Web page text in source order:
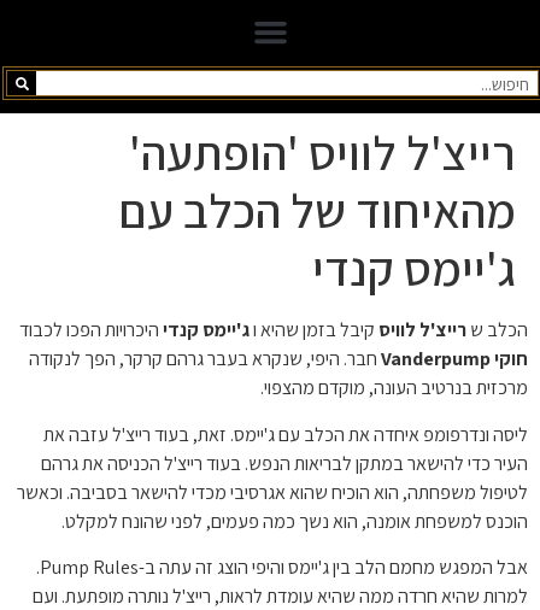
רייצ'ל לוויס 'הופתעה'
מהאיחוד של הכלב עם
ג'יימס קנדי
הכלב שרייצ'ל לוויס קיבל בזמן שהיא וג'יימס קנדיהיכרויות הפכו לכבוד
חוקי Vanderpump
חבר. היפי, שנקרא בעבר גרהם קרקר, הפך לנקודה
מרכזית בנרטיב העונה, מוקדם מהצפוי.
ליסה ונדרפומפ איחדה את הכלב עם ג'יימס. זאת, בעוד רייצ'ל עזבה את
העיר כדי להישאר במתקן לבריאות הנפש. בעוד רייצ'ל הכניסה את גרהם
לטיפול משפחתה, הוא הוכיח שהוא אגרסיבי מכדי להישאר בסביבה. וכאשר
הוכנס למשפחת אומנה, הוא נשך כמה פעמים, לפני שהונח למקלט.
אבל המפגש מחמם הלב בין ג'יימס והיפי הוצג זה עתה ב-Pump Rules.
למרות שהיא חרדה ממה שהיא עומדת לראות, רייצ'ל נותרה מופתעת. ועם